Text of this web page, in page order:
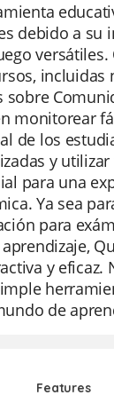
debido a su
incluidas
monitorear
de los
y
para una
Ya sea
para
y eficaz.
de
Features